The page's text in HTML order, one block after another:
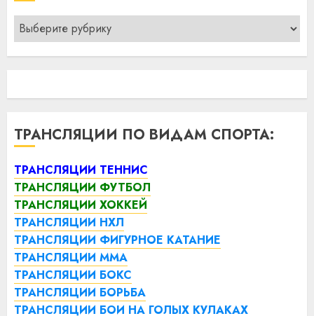
Рубрики
ТРАНСЛЯЦИИ ПО ВИДАМ СПОРТА:
ТРАНСЛЯЦИИ ТЕННИС
ТРАНСЛЯЦИИ ФУТБОЛ
ТРАНСЛЯЦИИ ХОККЕЙ
ТРАНСЛЯЦИИ НХЛ
ТРАНСЛЯЦИИ ФИГУРНОЕ КАТАНИЕ
ТРАНСЛЯЦИИ ММА
ТРАНСЛЯЦИИ БОКС
ТРАНСЛЯЦИИ БОРЬБА
ТРАНСЛЯЦИИ БОИ НА ГОЛЫХ КУЛАКАХ